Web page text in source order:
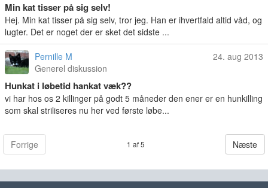
Min kat tisser på sig selv!
Hej. Min kat tisser på sig selv, tror jeg. Han er ihvertfald altid våd, og
lugter. Det er noget der er sket det sidste ...
Pernille M
Generel diskussion
24. aug 2013
Hunkat i løbetid hankat væk??
vi har hos os 2 killinger på godt 5 måneder den ener er en hunkilling
som skal striliseres nu her ved første løbe...
Forrige 1 af 5 Næste